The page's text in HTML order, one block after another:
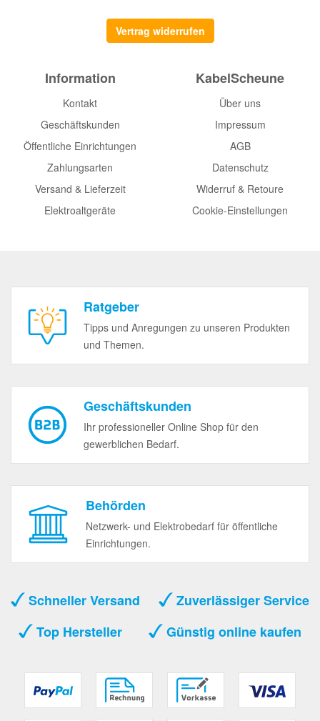
Vertrag widerrufen
Information
Kontakt
Geschäftskunden
Öffentliche Einrichtungen
Zahlungsarten
Versand & Lieferzeit
Elektroaltgeräte
KabelScheune
Über uns
Impressum
AGB
Datenschutz
Widerruf & Retoure
Cookie-Einstellungen
Ratgeber
Tipps und Anregungen zu unseren Produkten
und Themen.
Geschäftskunden
Ihr professioneller Online Shop für den
gewerblichen Bedarf.
Behörden
Netzwerk- und Elektrobedarf für öffentliche
Einrichtungen.
Schneller Versand
Zuverlässiger Service
Top Hersteller
Günstig online kaufen